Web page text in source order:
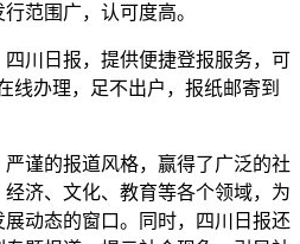
范围广，认可度高。
川日报，提供便捷登报服务，可
线办理，足不出户，报纸邮寄到
谨的报道风格，赢得了广泛的社
济、文化、教育等各个领域，为
动态的窗口。同时，四川日报还